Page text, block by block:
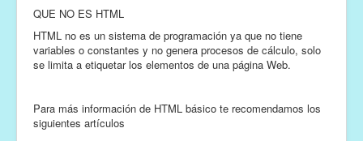
QUE NO ES HTML
HTML no es un sistema de programación ya que no tiene
variables o constantes y no genera procesos de cálculo, solo
se limita a etiquetar los elementos de una página Web.
Para más información de HTML básico te recomendamos los
siguientes artículos